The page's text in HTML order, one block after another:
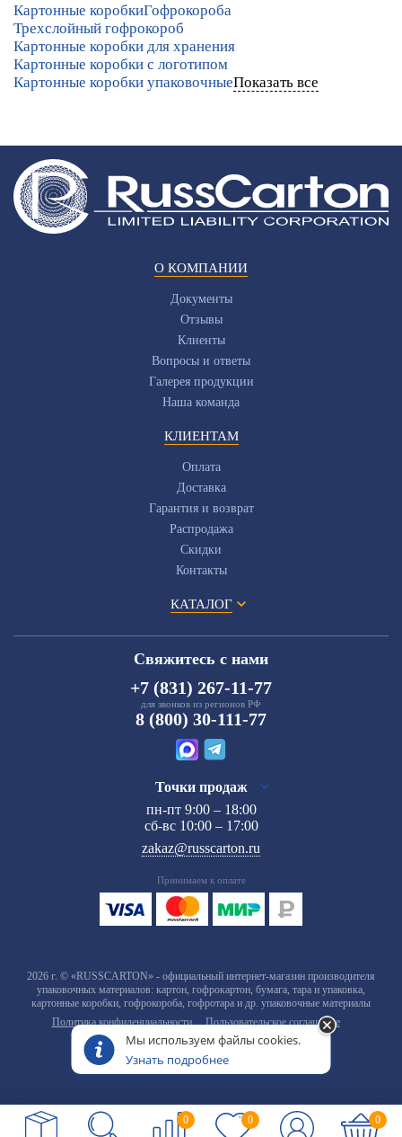
0 0 0
Картонные коробкиГофрокороба
Трехслойный гофрокороб
Картонные коробки для хранения
Картонные коробки с логотипом
Картонные коробки упаковочныеПоказать все
О КОМПАНИИ
Документы
Отзывы
Клиенты
Вопросы и ответы
Галерея продукции
Наша команда
КЛИЕНТАМ
Оплата
Доставка
Гарантия и возврат
Распродажа
Скидки
Контакты
КАТАЛОГ
Свяжитесь с нами
+7 (831) 267-11-77
для звонков из регионов РФ
8 (800) 30-111-77
Точки продаж
пн-пт 9:00 – 18:00
сб-вс 10:00 – 17:00
zakaz@russcarton.ru
Принимаем к оплате
2026 г. © «RUSSCARTON» - официальный интернет-магазин производителя
упаковочных материалов: картон, гофрокартон, бумага, тара и упаковка,
картонные коробки, гофрокороба, гофротара и др. упаковочные материалы
Политика конфиденциальности
Пользовательское соглашение
Мы используем файлы cookies.
Узнать подробнее